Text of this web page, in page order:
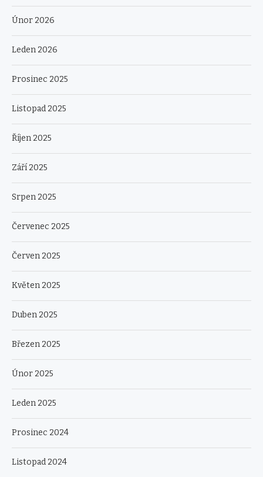
Únor 2026
Leden 2026
Prosinec 2025
Listopad 2025
Říjen 2025
Září 2025
Srpen 2025
Červenec 2025
Červen 2025
Květen 2025
Duben 2025
Březen 2025
Únor 2025
Leden 2025
Prosinec 2024
Listopad 2024